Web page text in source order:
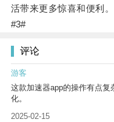
活带来更多惊喜和便利。
#3#
评论
游客
这款加速器app的操作有点
化。
2025-02-15